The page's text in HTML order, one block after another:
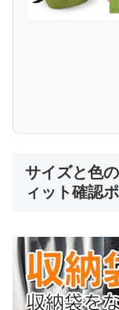
サイズと色
ィット確認